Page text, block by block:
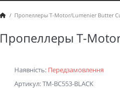
Пропеллеры T-Motor/Lumenier Butter
Пропеллеры T-
Наявність: Передзамовлення
Артикул: TM-BC553-BLACK